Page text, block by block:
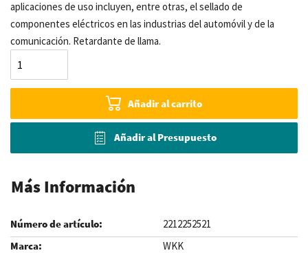
aplicaciones de uso incluyen, entre otras, el sellado de
componentes eléctricos en las industrias del automóvil y de la
comunicación. Retardante de llama.
Añadir al carrito
Añadir al Presupuesto
Más Información
2212252521
WKK